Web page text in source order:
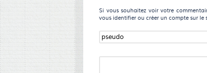
Si vous souhaitez voir votre
vous identifier ou créer un compte sur le